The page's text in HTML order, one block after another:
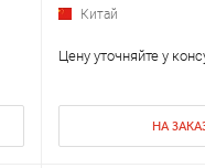
Китай
Цену уточняйте у
НА